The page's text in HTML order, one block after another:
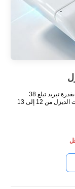
, بقدرة تبريد تبلغ 38
كيلوواط / 129ك وحدة حرارية بريطانية. إنه مناسب لحافلات الديزل من 12 إلى 13